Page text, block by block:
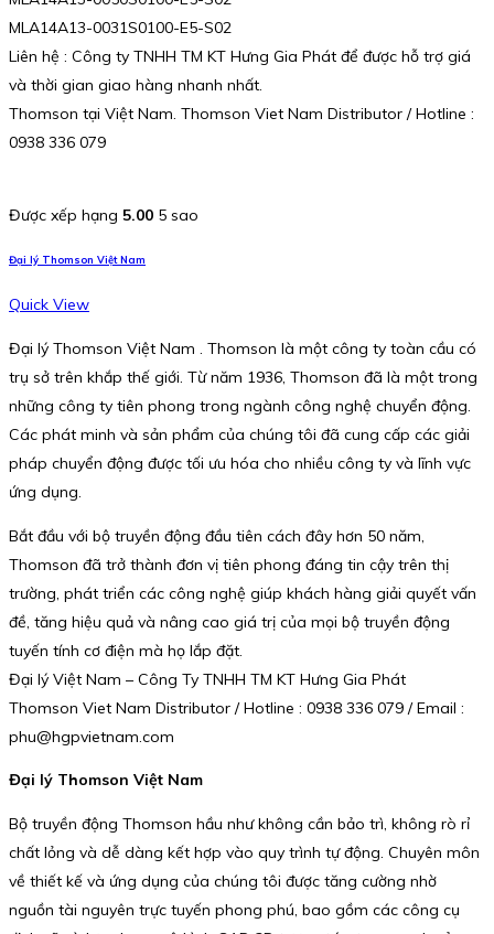
MLA14A13-0031S0100-E5-S02
Liên hệ : Công ty TNHH TM KT Hưng Gia Phát để được hỗ trợ giá
và thời gian giao hàng nhanh nhất.
Thomson tại Việt Nam. Thomson Viet Nam Distributor / Hotline :
0938 336 079
Được xếp hạng 5.00 5 sao
Đại lý Thomson Việt Nam
Quick View
Đại lý Thomson Việt Nam . Thomson là một công ty toàn cầu có
trụ sở trên khắp thế giới. Từ năm 1936, Thomson đã là một trong
những công ty tiên phong trong ngành công nghệ chuyển động.
Các phát minh và sản phẩm của chúng tôi đã cung cấp các giải
pháp chuyển động được tối ưu hóa cho nhiều công ty và lĩnh vực
ứng dụng.
Bắt đầu với bộ truyền động đầu tiên cách đây hơn 50 năm,
Thomson đã trở thành đơn vị tiên phong đáng tin cậy trên thị
trường, phát triển các công nghệ giúp khách hàng giải quyết vấn
đề, tăng hiệu quả và nâng cao giá trị của mọi bộ truyền động
tuyến tính cơ điện mà họ lắp đặt.
Đại lý Việt Nam – Công Ty TNHH TM KT Hưng Gia Phát
Thomson Viet Nam Distributor / Hotline : 0938 336 079 / Email :
phu@hgpvietnam.com
Đại lý Thomson Việt Nam
Bộ truyền động Thomson hầu như không cần bảo trì, không rò rỉ
chất lỏng và dễ dàng kết hợp vào quy trình tự động. Chuyên môn
về thiết kế và ứng dụng của chúng tôi được tăng cường nhờ
nguồn tài nguyên trực tuyến phong phú, bao gồm các công cụ